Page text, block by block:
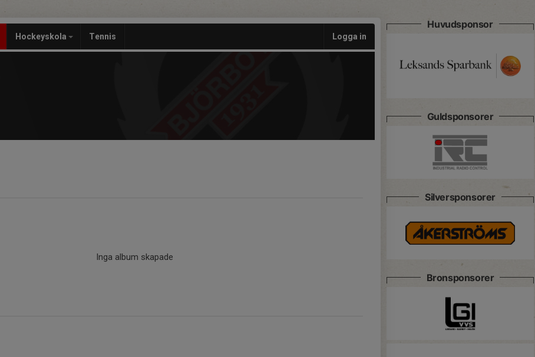
Hockeyskola Tennis Logga in
Inga album skapade
Huvudsponsor
Guldsponsorer
Silversponsorer
Bronsponsorer